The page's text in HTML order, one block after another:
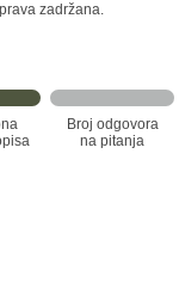
zadržana.
Broj odgovora
na pitanja